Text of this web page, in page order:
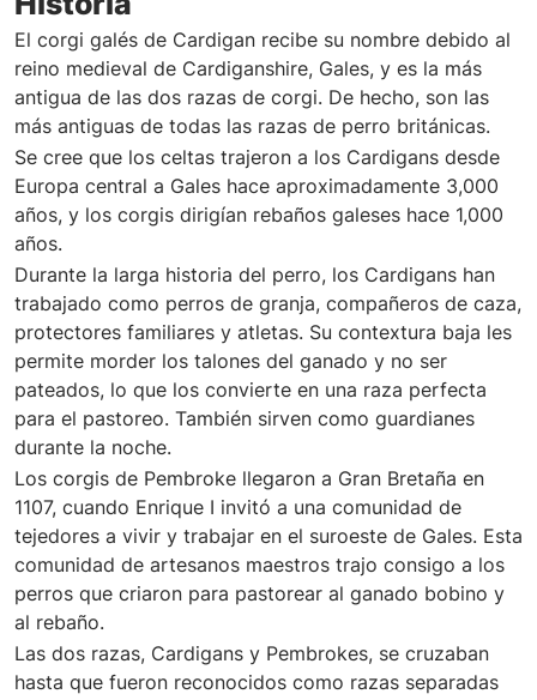
El corgi galés de Cardigan recibe su nombre debido al
reino medieval de Cardiganshire, Gales, y es la más
antigua de las dos razas de corgi. De hecho, son las
más antiguas de todas las razas de perro británicas.
Se cree que los celtas trajeron a los Cardigans desde
Europa central a Gales hace aproximadamente 3,000
años, y los corgis dirigían rebaños galeses hace 1,000
años.
Durante la larga historia del perro, los Cardigans han
trabajado como perros de granja, compañeros de caza,
protectores familiares y atletas. Su contextura baja les
permite morder los talones del ganado y no ser
pateados, lo que los convierte en una raza perfecta
para el pastoreo. También sirven como guardianes
durante la noche.
Los corgis de Pembroke llegaron a Gran Bretaña en
1107, cuando Enrique I invitó a una comunidad de
tejedores a vivir y trabajar en el suroeste de Gales. Esta
comunidad de artesanos maestros trajo consigo a los
perros que criaron para pastorear al ganado bobino y
al rebaño.
Las dos razas, Cardigans y Pembrokes, se cruzaban
hasta que fueron reconocidos como razas separadas